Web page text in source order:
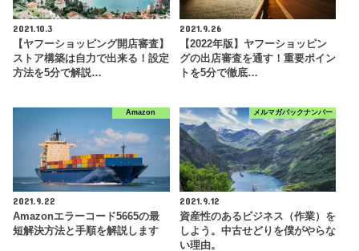
2021.10.3
【ヤフーショッピング開店審査】
ストア構築は自力で出来る！設定
方法を5分で解説…
2021.9.26
【2022年版】ヤフーショッピン
グの出店審査を通す！重要ポイン
トを5分で徹底…
Amazon
2021.9.22
Amazonエラーコード5665の最
短解決方法と手順を解説します
メルマガバックナンバー
2021.9.12
資産性のあるビジネス（作業）を
しよう。中古せどりを僕がやらな
い理由。